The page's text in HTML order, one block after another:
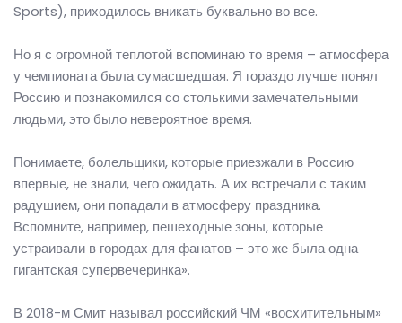
Sports), приходилось вникать буквально во все.
Но я с огромной теплотой вспоминаю то время – атмосфера
у чемпионата была сумасшедшая. Я гораздо лучше понял
Россию и познакомился со столькими замечательными
людьми, это было невероятное время.
Понимаете, болельщики, которые приезжали в Россию
впервые, не знали, чего ожидать. А их встречали с таким
радушием, они попадали в атмосферу праздника.
Вспомните, например, пешеходные зоны, которые
устраивали в городах для фанатов – это же была одна
гигантская супервечеринка».
В 2018-м Смит называл российский ЧМ «восхитительным»